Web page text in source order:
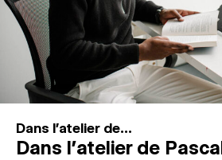
Dans l'atelier de...
Dans l’atelier de